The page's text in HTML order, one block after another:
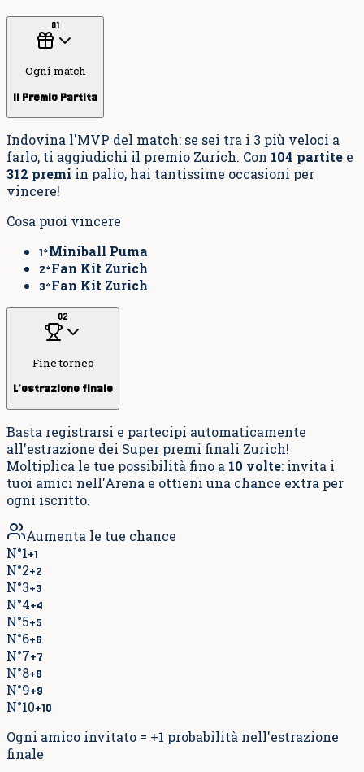
01
Ogni match
Il Premio Partita
Indovina l'MVP del match: se sei tra i 3 più veloci a
farlo, ti aggiudichi il premio Zurich. Con 104 partite e
312 premi in palio, hai tantissime occasioni per
vincere!
Cosa puoi vincere
1°Miniball Puma
2°Fan Kit Zurich
3°Fan Kit Zurich
02
Fine torneo
L'estrazione finale
Basta registrarsi e partecipi automaticamente
all'estrazione dei Super premi finali Zurich!
Moltiplica le tue possibilità fino a 10 volte: invita i
tuoi amici nell'Arena e ottieni una chance extra per
ogni iscritto.
Aumenta le tue chance
N°1+1
N°2+2
N°3+3
N°4+4
N°5+5
N°6+6
N°7+7
N°8+8
N°9+9
N°10+10
Ogni amico invitato = +1 probabilità nell'estrazione
finale